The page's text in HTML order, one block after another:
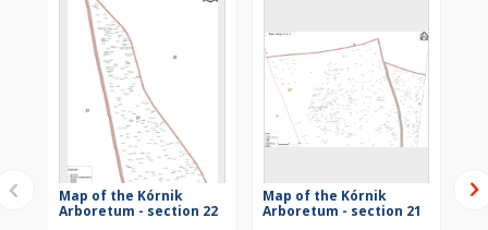
Map of the Kórnik
Arboretum - section 22
Map of the Kórnik
Arboretum - section 21